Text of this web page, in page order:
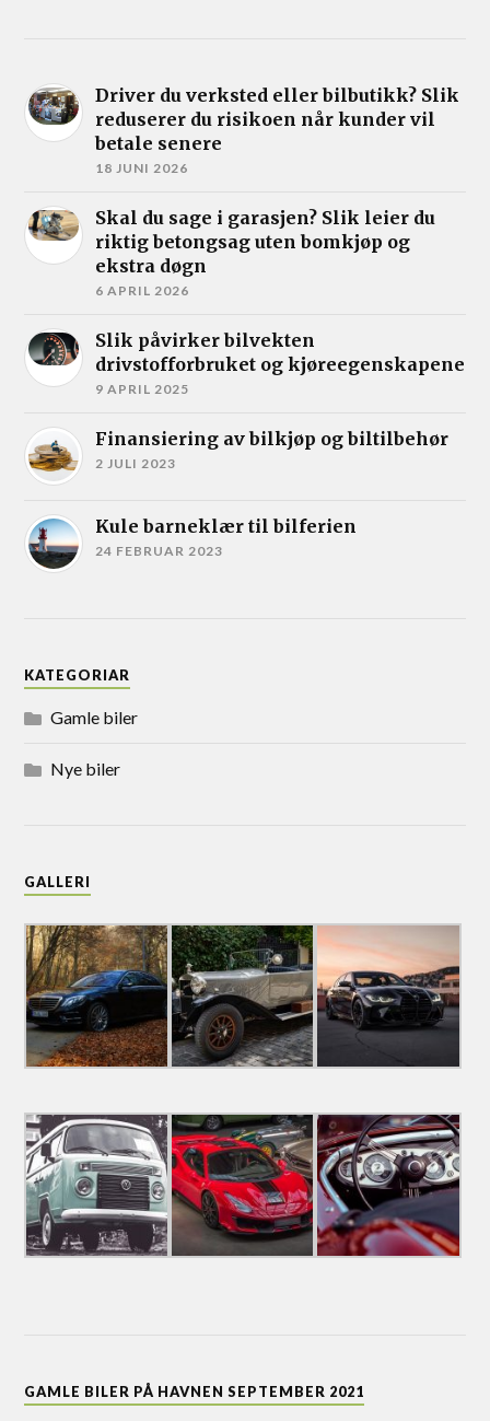
Driver du verksted eller bilbutikk? Slik
reduserer du risikoen når kunder vil
betale senere
18 JUNI 2026
Skal du sage i garasjen? Slik leier du
riktig betongsag uten bomkjøp og
ekstra døgn
6 APRIL 2026
Slik påvirker bilvekten
drivstofforbruket og kjøreegenskapene
9 APRIL 2025
Finansiering av bilkjøp og biltilbehør
2 JULI 2023
Kule barneklær til bilferien
24 FEBRUAR 2023
KATEGORIAR
Gamle biler
Nye biler
GALLERI
GAMLE BILER PÅ HAVNEN SEPTEMBER 2021